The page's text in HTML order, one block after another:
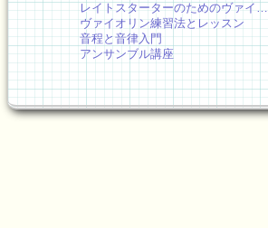
レイトスターターのためのヴァイ…
ヴァイオリン練習法とレッスン
音程と音律入門
アンサンブル講座